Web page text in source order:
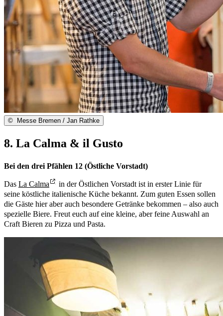
© Messe Bremen / Jan Rathke
8. La Calma & il Gusto
Bei den drei Pfählen 12 (Östliche Vorstadt)
Das La Calma
in der Östlichen Vorstadt ist in erster Linie für
seine köstliche italienische Küche bekannt. Zum guten Essen sollen
die Gäste hier aber auch besondere Getränke bekommen – also auch
spezielle Biere. Freut euch auf eine kleine, aber feine Auswahl an
Craft Bieren zu Pizza und Pasta.